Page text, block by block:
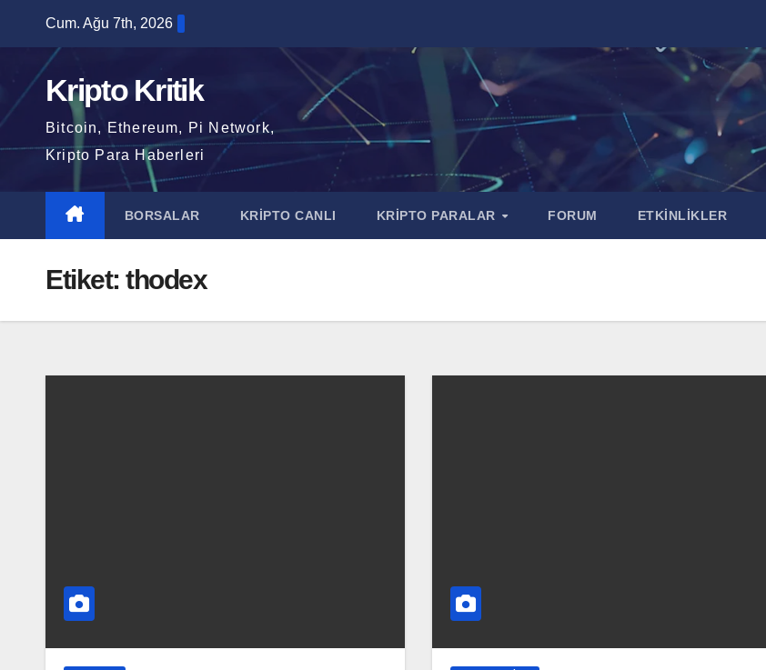
content
Cum. Ağu 7th, 2026
Kripto Kritik
Bitcoin, Ethereum, Pi Network,
Kripto Para Haberleri
BORSALAR KRİPTO CANLI KRİPTO PARALAR FORUM ETKİNLİKLER
Etiket: thodex